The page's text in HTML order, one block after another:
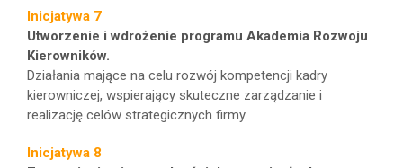
Inicjatywa 7
Utworzenie i wdrożenie programu Akademia Rozwoju
Kierowników.
Działania mające na celu rozwój kompetencji kadry
kierowniczej, wspierający skuteczne zarządzanie i
realizację celów strategicznych firmy.
Inicjatywa 8